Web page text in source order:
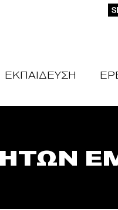
ΕΚΠΑΙΔΕΥΣΗ